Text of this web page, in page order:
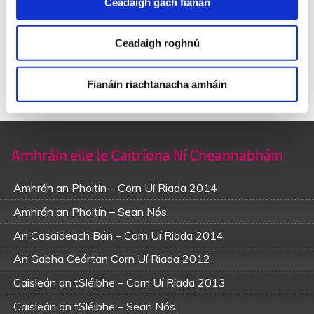
Ceadaigh roghnú
Fianáin riachtanacha amháin
Neart ceol agus pléisiúr ag an té a d’fhanfadh ann.
‘S nois teacht don fhómhar caithfidh muid tréimhse ann,
Nuair a shocrós an cogadh agus déanfar an réiteach
Beidh caisleán an tsléibhe againn dhúinn fhéin go lá brách.
Amhráin eile le Caitríona Ní Cheannabháin
Amhrán an Phoitín – Corn Uí Riada 2014
Amhrán an Phoitín – Sean Nós
An Casaideach Bán – Corn Uí Riada 2014
An Gabha Ceártan Corn Uí Riada 2012
Caisleán an tSléibhe – Corn Uí Riada 2013
Caisleán an tSléibhe – Sean Nós